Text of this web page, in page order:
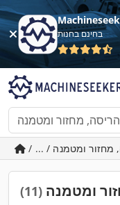
בחינם בחנות
ומטמנה (11)